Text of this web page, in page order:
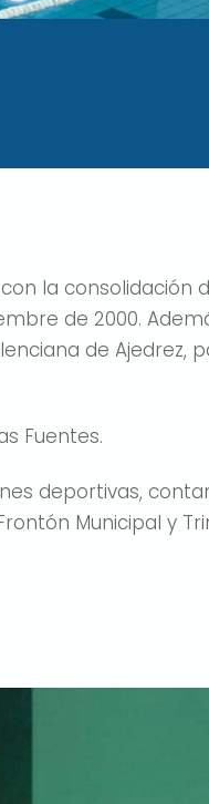
la consolidación
de 2000.
de Ajedrez,
Fuentes.
deportivas,
Municipal y